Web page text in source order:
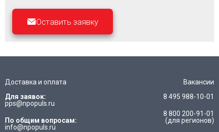
Оставить заявку
Доставка и оплата
Вакансии
Для заявок:
pps@npopuls.ru
По общим вопросам:
info@npopuls.ru
8 495 988-10-01
8 800 200-91-01
(для регионов)